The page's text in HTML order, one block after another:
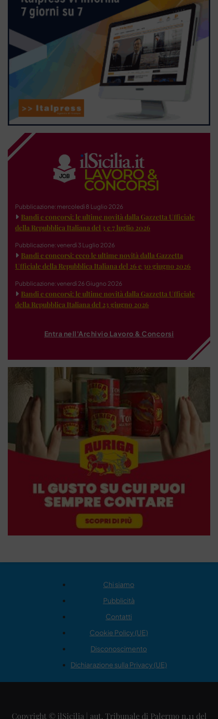
Pubblicazione: mercoledì 8 Luglio 2026
Bandi e concorsi: le ultime novità dalla Gazzetta Ufficiale
della Repubblica Italiana del 3 e 7 luglio 2026
Pubblicazione: venerdì 3 Luglio 2026
Bandi e concorsi: ecco le ultime novità dalla Gazzetta
Ufficiale della Repubblica Italiana del 26 e 30 giugno 2026
Pubblicazione: venerdì 26 Giugno 2026
Bandi e concorsi: le ultime novità dalla Gazzetta Ufficiale
della Repubblica Italiana del 23 giugno 2026
Entra nell'Archivio Lavoro & Concorsi
Chi siamo
Pubblicità
Contatti
Cookie Policy (UE)
Disconoscimento
Dichiarazione sulla Privacy (UE)
Copyright © ilSicilia | aut. Tribunale di Palermo n.11 del